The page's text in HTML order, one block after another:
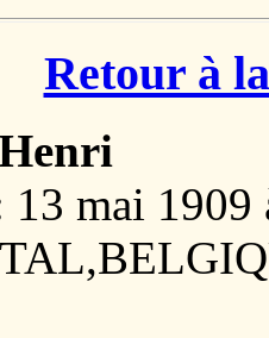
Retour à
13 mai